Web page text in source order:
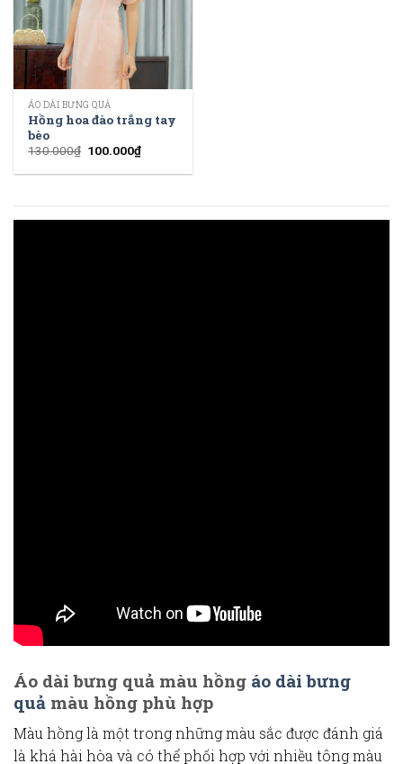
ÁO DÀI BƯNG QUẢ
Hồng hoa đào trắng tay
bèo
130.000₫ 100.000₫
Áo dài bưng quả màu hồng áo dài bưng
quả màu hồng phù hợp
Màu hồng là một trong những màu sắc được đánh giá
là khá hài hòa và có thể phối hợp với nhiều tông màu